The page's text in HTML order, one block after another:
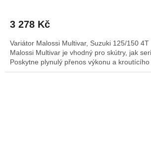
3 278 Kč
Variátor Malossi Multivar, Suzuki 125/150
Malossi Multivar je vhodný pro skútry, jak
Poskytne plynulý přenos výkonu a kroutícího